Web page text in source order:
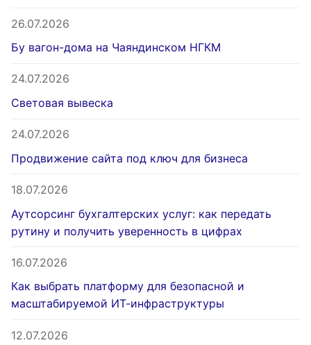
26.07.2026
Бу вагон-дома на Чаяндинском НГКМ
24.07.2026
Световая вывеска
24.07.2026
Продвижение сайта под ключ для бизнеса
18.07.2026
Аутсорсинг бухгалтерских услуг: как передать
рутину и получить уверенность в цифрах
16.07.2026
Как выбрать платформу для безопасной и
масштабируемой ИТ-инфраструктуры
12.07.2026